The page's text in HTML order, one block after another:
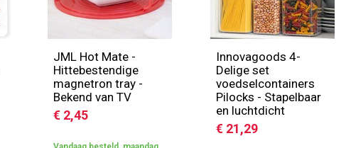
JML Hot Mate -
Hittebestendige
magnetron tray -
Bekend van TV
€ 2,45
Innovagoods 4-
Delige set
voedselcontainers
Pilocks - Stapelbaar
en luchtdicht
€ 21,29